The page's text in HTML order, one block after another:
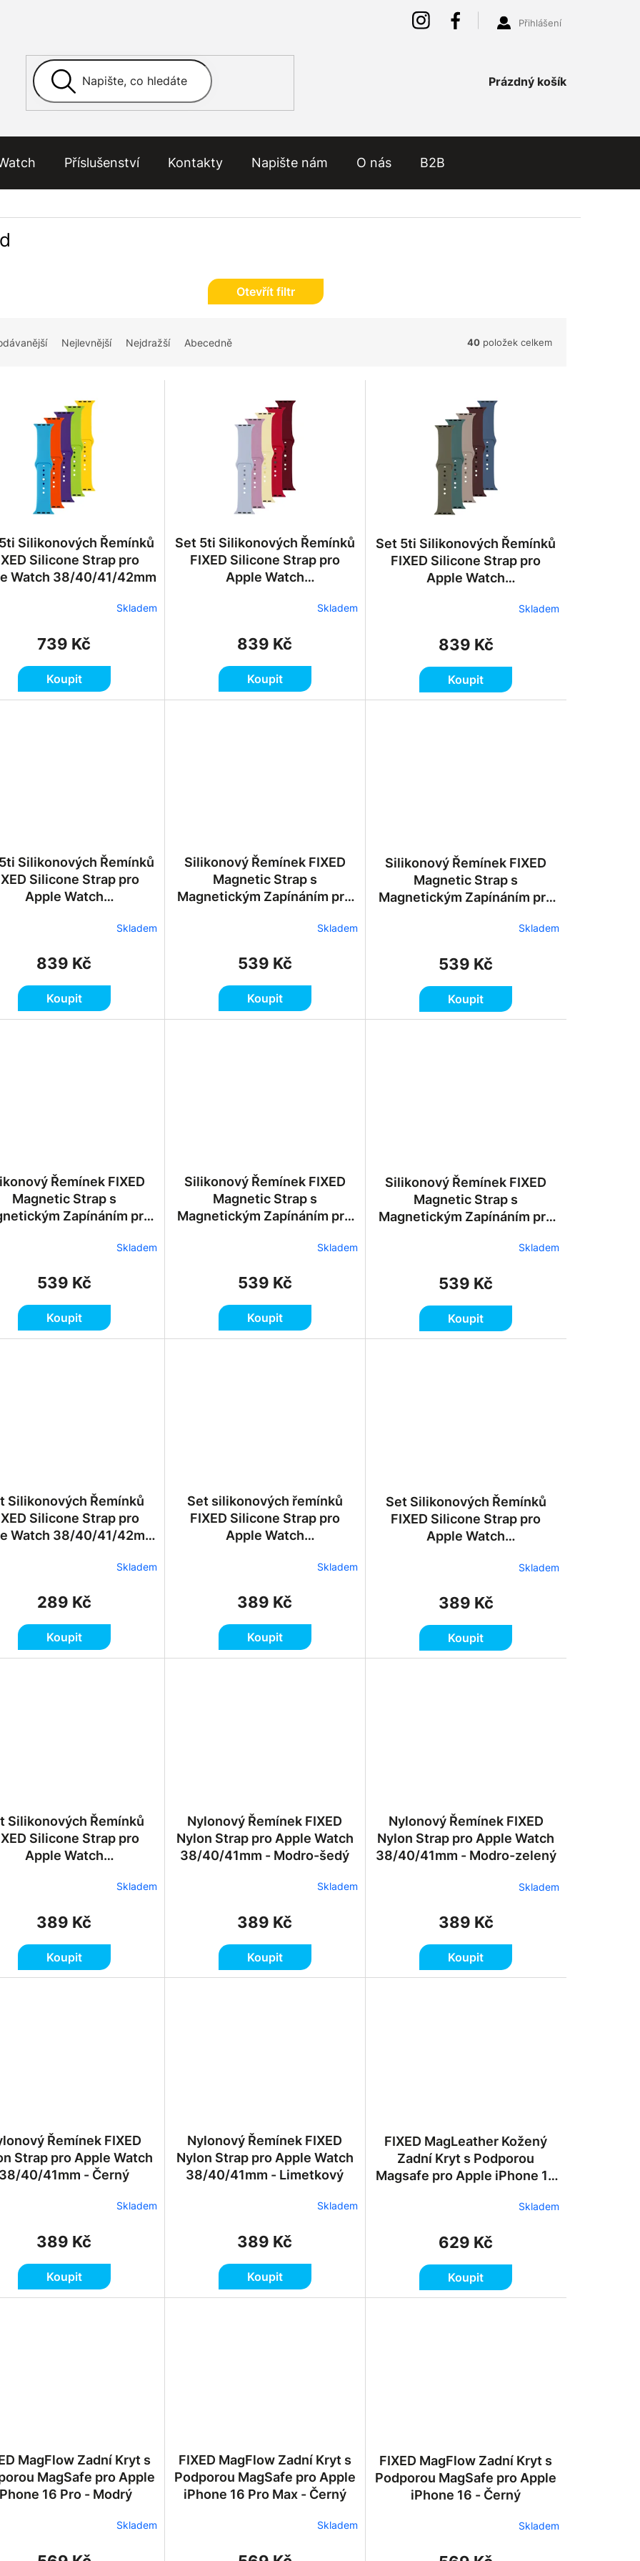
Přihlášení
Nákupní
košík
Prázdný košík
Příslušenství Kontakty Napište nám O nás B2B
Otevřít filtr
Nejlevnější Nejdražší Abecedně 40 položek celkem
Silikonových Řemínků
Silicone Strap pro
Watch 38/40/41/42mm
Skladem
739 Kč
Koupit
Set 5ti Silikonových Řemínků
FIXED Silicone Strap pro
Apple Watch
Skladem
839 Kč
Koupit
Set 5ti Silikonových Řemínků
FIXED Silicone Strap pro
Apple Watch
Skladem
839 Kč
Koupit
Silikonových Řemínků
Silicone Strap pro
Apple Watch
Skladem
839 Kč
Koupit
Silikonový Řemínek FIXED
Magnetic Strap s
Magnetickým Zapínáním pro
42/44/45/46/49mm - Černý
Skladem
539 Kč
Koupit
Silikonový Řemínek FIXED
Magnetic Strap s
Magnetickým Zapínáním pro
42/44/45/46/49mm -Skladem
539 Kč
Koupit
Řemínek FIXED
Magnetic Strap s
Zapínáním pro
Skladem
539 Kč
Koupit
Silikonový Řemínek FIXED
Magnetic Strap s
Magnetickým Zapínáním pro
Skladem
539 Kč
Koupit
Silikonový Řemínek FIXED
Magnetic Strap s
Magnetickým Zapínáním pro
Skladem
539 Kč
Koupit
Silikonových Řemínků
Silicone Strap pro
Watch 38/40/41/42mm
Skladem
289 Kč
Koupit
Set silikonových řemínků
FIXED Silicone Strap pro
Apple Watch
Skladem
389 Kč
Koupit
Set Silikonových Řemínků
FIXED Silicone Strap pro
Apple Watch
Skladem
389 Kč
Koupit
Silikonových Řemínků
Silicone Strap pro
Apple Watch
Tyrkysově ZelenýSkladem
389 Kč
Koupit
Nylonový Řemínek FIXED
Nylon Strap pro Apple Watch
38/40/41mm - Modro-šedý
Skladem
389 Kč
Koupit
Nylonový Řemínek FIXED
Nylon Strap pro Apple Watch
38/40/41mm - Modro-zelený
Skladem
389 Kč
Koupit
Řemínek FIXED
Strap pro Apple Watch
40/41mm - Černý
Skladem
389 Kč
Koupit
Nylonový Řemínek FIXED
Nylon Strap pro Apple Watch
38/40/41mm - Limetkový
Skladem
389 Kč
Koupit
FIXED MagLeather Kožený
Zadní Kryt s Podporou
Magsafe pro Apple iPhone 15
Skladem
629 Kč
Koupit
Zadní Kryt s
MagSafe pro Apple
16 Pro - Modrý
Skladem
FIXED MagFlow Zadní Kryt s
Podporou MagSafe pro Apple
iPhone 16 Pro Max - Černý
Skladem
FIXED MagFlow Zadní Kryt s
Podporou MagSafe pro Apple
iPhone 16 - Černý
Skladem